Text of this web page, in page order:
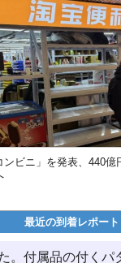
ビニ」を発表、440
最近の到着レポート
。付属品の付くパ